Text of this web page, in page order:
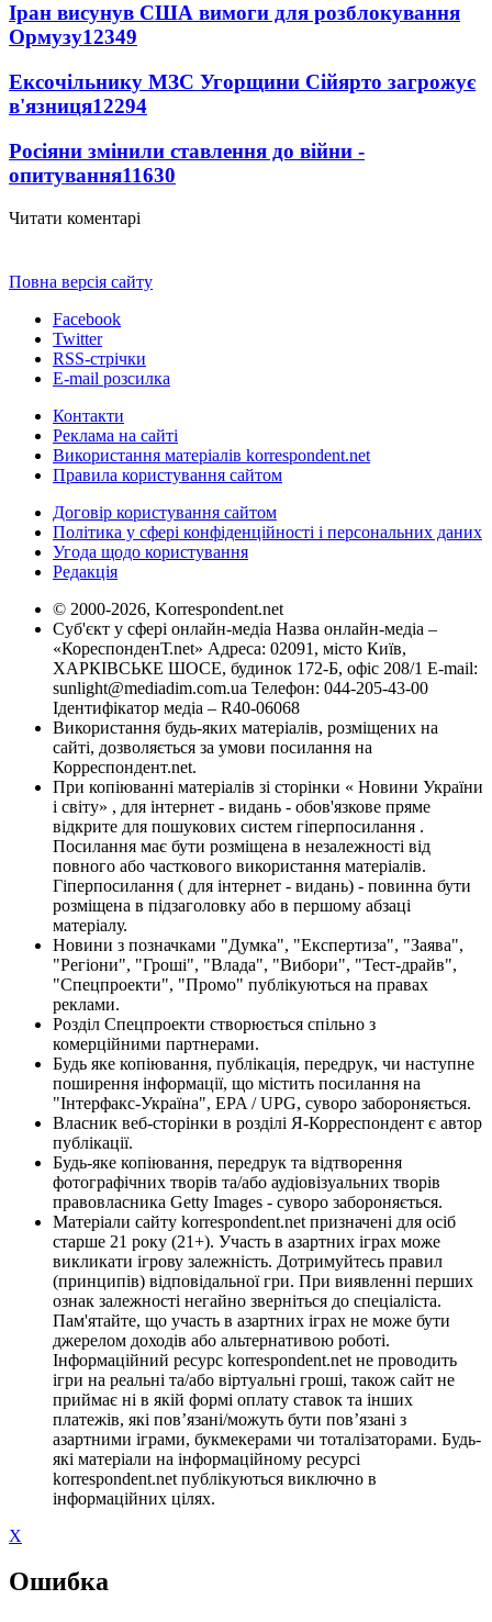
Іран висунув США вимоги для розблокування
Ормузу12349
Ексочільнику МЗС Угорщини Сійярто загрожує
в'язниця12294
Росіяни змінили ставлення до війни -
опитування11630
Читати коментарі
Повна версія сайту
Facebook
Twitter
RSS-стрічки
E-mail розсилка
Контакти
Реклама на сайті
Використання матеріалів korrespondent.net
Правила користування сайтом
Договір користування сайтом
Політика у сфері конфіденційності і персональних даних
Угода щодо користування
Редакція
© 2000-2026, Korrespondent.net
Суб'єкт у сфері онлайн-медіа Назва онлайн-медіа –
«КореспонденТ.net» Адреса: 02091, місто Київ,
ХАРКІВСЬКЕ ШОСЕ, будинок 172-Б, офіс 208/1 E-mail:
sunlight@mediadim.com.ua Телефон: 044-205-43-00
Ідентифікатор медіа – R40-06068
Використання будь-яких матеріалів, розміщених на
сайті, дозволяється за умови посилання на
Корреспондент.net.
При копіюванні матеріалів зі сторінки « Новини України
і світу» , для інтернет - видань - обов'язкове пряме
відкрите для пошукових систем гіперпосилання .
Посилання має бути розміщена в незалежності від
повного або часткового використання матеріалів.
Гіперпосилання ( для інтернет - видань) - повинна бути
розміщена в підзаголовку або в першому абзаці
матеріалу.
Новини з позначками "Думка", "Експертиза", "Заява",
"Регіони", "Гроші", "Влада", "Вибори", "Тест-драйв",
"Спецпроекти", "Промо" публікуються на правах
реклами.
Розділ Спецпроекти створюється спільно з
комерційними партнерами.
Будь яке копіювання, публікація, передрук, чи наступне
поширення інформації, що містить посилання на
"Інтерфакс-Україна", EPA / UPG, суворо забороняється.
Власник веб-сторінки в розділі Я-Корреспондент є автор
публікації.
Будь-яке копіювання, передрук та відтворення
фотографічних творів та/або аудіовізуальних творів
правовласника Getty Images - суворо забороняється.
Матеріали сайту korrespondent.net призначені для осіб
старше 21 року (21+). Участь в азартних іграх може
викликати ігрову залежність. Дотримуйтесь правил
(принципів) відповідальної гри. При виявленні перших
ознак залежності негайно зверніться до спеціаліста.
Пам'ятайте, що участь в азартних іграх не може бути
джерелом доходів або альтернативою роботі.
Інформаційний ресурс korrespondent.net не проводить
ігри на реальні та/або віртуальні гроші, також сайт не
приймає ні в якій формі оплату ставок та інших
платежів, які пов’язані/можуть бути пов’язані з
азартними іграми, букмекерами чи тоталізаторами. Будь-
які матеріали на інформаційному ресурсі
korrespondent.net публікуються виключно в
інформаційних цілях.
X
Ошибка